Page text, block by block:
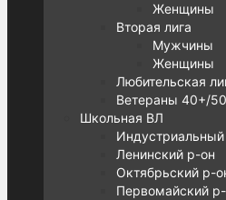
Женщины
Вторая лига
Мужчины
Женщины
Любительская
Ветераны 40+/
Школьная ВЛ
Ленинский р-он
Октябрьский р-
Первомайский